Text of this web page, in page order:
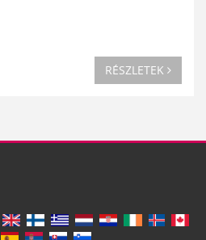
RÉSZLETEK